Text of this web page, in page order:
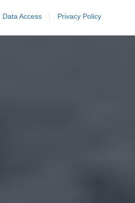
Data Access Privacy Policy